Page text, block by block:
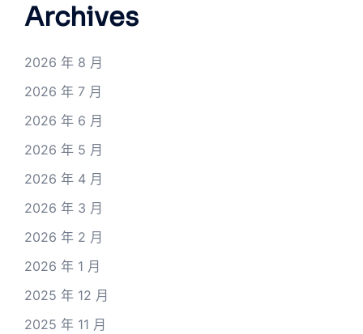
Archives
2026 年 8 月
2026 年 7 月
2026 年 6 月
2026 年 5 月
2026 年 4 月
2026 年 3 月
2026 年 2 月
2026 年 1 月
2025 年 12 月
2025 年 11 月